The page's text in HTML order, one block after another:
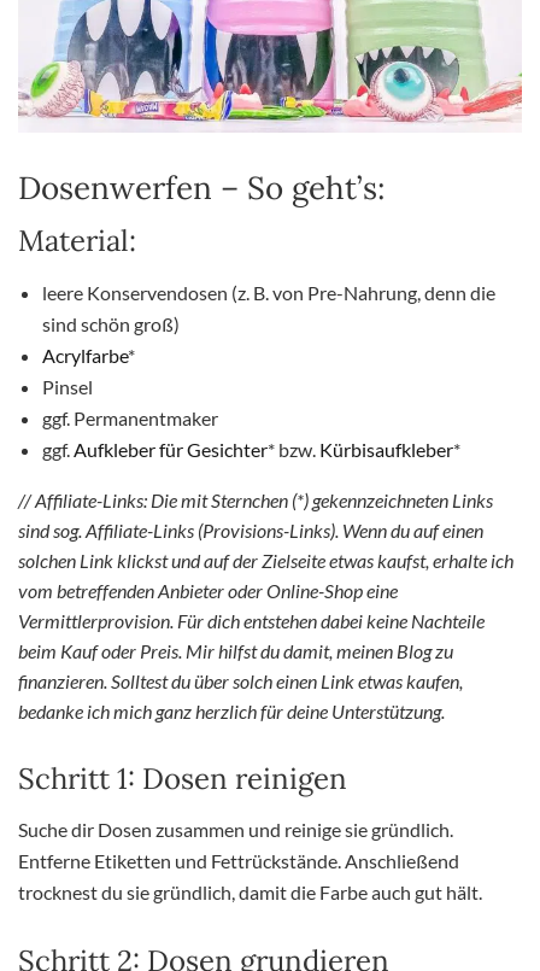
Dosenwerfen – So geht’s:
Material:
leere Konservendosen (z. B. von Pre-Nahrung, denn die
sind schön groß)
Acrylfarbe*
Pinsel
ggf. Permanentmaker
ggf.Aufkleber für Gesichter* bzw. Kürbisaufkleber*
// Affiliate-Links: Die mit Sternchen (*) gekennzeichneten Links
sind sog. Affiliate-Links (Provisions-Links). Wenn du auf einen
solchen Link klickst und auf der Zielseite etwas kaufst, erhalte ich
vom betreffenden Anbieter oder Online-Shop eine
Vermittlerprovision. Für dich entstehen dabei keine Nachteile
beim Kauf oder Preis. Mir hilfst du damit, meinen Blog zu
finanzieren. Solltest du über solch einen Link etwas kaufen,
bedanke ich mich ganz herzlich für deine Unterstützung.
Schritt 1: Dosen reinigen
Suche dir Dosen zusammen und reinige sie gründlich.
Entferne Etiketten und Fettrückstände. Anschließend
trocknest du sie gründlich, damit die Farbe auch gut hält.
Schritt 2: Dosen grundieren